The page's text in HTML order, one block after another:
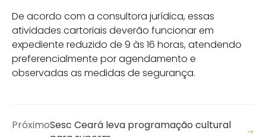
De acordo com a consultora jurídica, essas
atividades cartoriais deverão funcionar em
expediente reduzido de 9 às 16 horas, atendendo
preferencialmente por agendamento e
observadas as medidas de segurança.
PróximoSesc Ceará leva programação cultural